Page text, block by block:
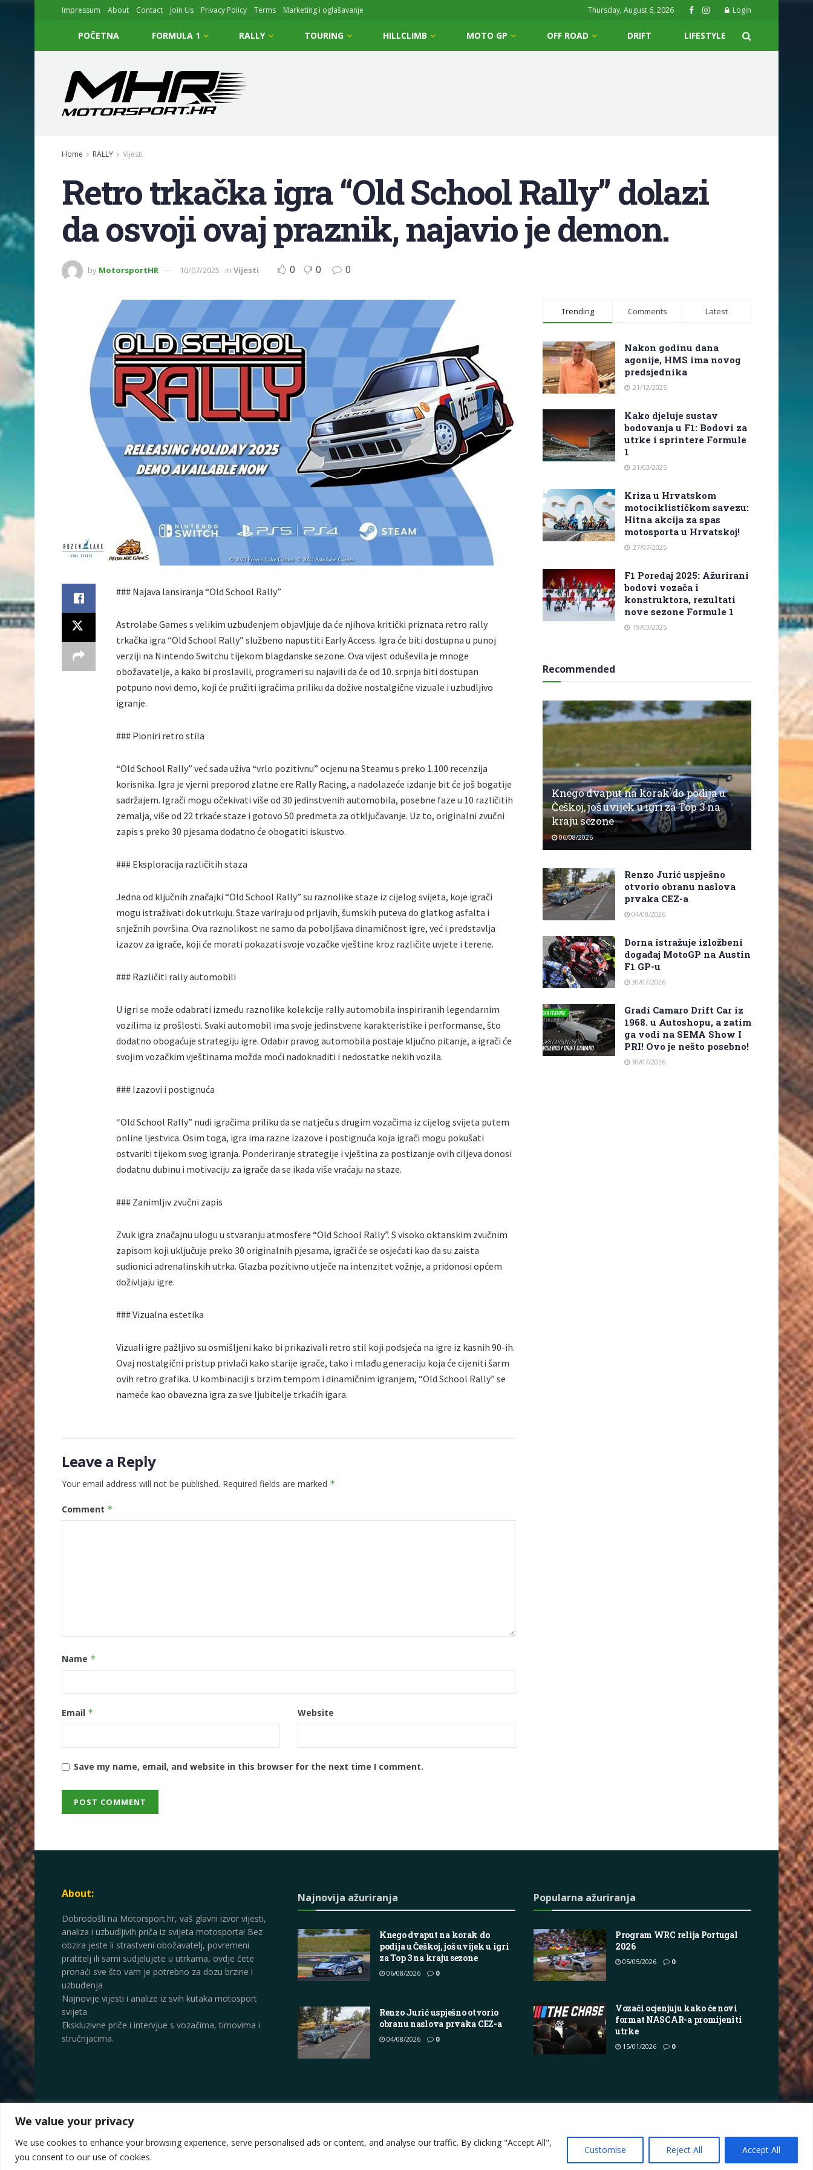
We value your privacy
We use cookies to enhance your browsing experience, serve personalised ads or content, and analyse our traffic. By clicking "Accept All",
you consent to our use of cookies.
Customise Reject All Accept All
Impressum About Contact Join Us Privacy Policy Terms Marketing i oglašavanje Thursday, August 6, 2026 Login
POČETNA FORMULA 1 RALLY TOURING HILLCLIMB MOTO GP OFF ROAD DRIFT LIFESTYLE
Home RALLY Vijesti
Retro trkačka igra “Old School Rally” dolazi
da osvoji ovaj praznik, najavio je demon.
by MotorsportHR 10/07/2025 in Vijesti 0 0 0
### Najava lansiranja “Old School Rally”
Astrolabe Games s velikim uzbuđenjem objavljuje da će njihova kritički priznata retro rally
trkačka igra “Old School Rally” službeno napustiti Early Access. Igra će biti dostupna u punoj
verziji na Nintendo Switchu tijekom blagdanske sezone. Ova vijest oduševila je mnoge
obožavatelje, a kako bi proslavili, programeri su najavili da će od 10. srpnja biti dostupan
potpuno novi demo, koji će pružiti igračima priliku da dožive nostalgične vizuale i uzbudljivo
igranje.
### Pioniri retro stila
“Old School Rally” već sada uživa “vrlo pozitivnu” ocjenu na Steamu s preko 1.100 recenzija
korisnika. Igra je vjerni preporod zlatne ere Rally Racing, a nadolazeće izdanje bit će još bogatije
sadržajem. Igrači mogu očekivati više od 30 jedinstvenih automobila, posebne faze u 10 različitih
zemalja, više od 22 trkaće staze i gotovo 50 predmeta za otključavanje. Uz to, originalni zvučni
zapis s preko 30 pjesama dodatno će obogatiti iskustvo.
### Eksploracija različitih staza
Jedna od ključnih značajki “Old School Rally” su raznolike staze iz cijelog svijeta, koje igrači
mogu istraživati dok utrkuju. Staze variraju od prljavih, šumskih puteva do glatkog asfalta i
snježnih površina. Ova raznolikost ne samo da poboljšava dinamičnost igre, već i predstavlja
izazov za igrače, koji će morati pokazati svoje vozačke vještine kroz različite uvjete i terene.
### Različiti rally automobili
U igri se može odabrati između raznolike kolekcije rally automobila inspiriranih legendarnim
vozilima iz prošlosti. Svaki automobil ima svoje jedinstvene karakteristike i performanse, što
dodatno obogaćuje strategiju igre. Odabir pravog automobila postaje ključno pitanje, a igrači će
svojim vozačkim vještinama možda moći nadoknaditi i nedostatke nekih vozila.
### Izazovi i postignuća
“Old School Rally” nudi igračima priliku da se natječu s drugim vozačima iz cijelog svijeta putem
online ljestvica. Osim toga, igra ima razne izazove i postignuća koja igrači mogu pokušati
ostvariti tijekom svog igranja. Ponderiranje strategije i vještina za postizanje ovih ciljeva donosi
dodatnu dubinu i motivaciju za igrače da se ikada više vraćaju na staze.
### Zanimljiv zvučni zapis
Zvuk igra značajnu ulogu u stvaranju atmosfere “Old School Rally”. S visoko oktanskim zvučnim
zapisom koji uključuje preko 30 originalnih pjesama, igrači će se osjećati kao da su zaista
sudionici adrenalinskih utrka. Glazba pozitivno utječe na intenzitet vožnje, a pridonosi općem
doživljaju igre.
### Vizualna estetika
Vizuali igre pažljivo su osmišljeni kako bi prikazivali retro stil koji podsjeća na igre iz kasnih 90-ih.
Ovaj nostalgični pristup privlači kako starije igrače, tako i mlađu generaciju koja će cijeniti šarm
ovih retro grafika. U kombinaciji s brzim tempom i dinamičnim igranjem, “Old School Rally” se
nameće kao obavezna igra za sve ljubitelje trkaćih igara.
Leave a Reply
Your email address will not be published. Required fields are marked *
Comment *
Name *
Email * Website
Save my name, email, and website in this browser for the next time I comment.
Trending Comments Latest
Nakon godinu dana
agonije, HMS ima novog
predsjednika
21/12/2025
Kako djeluje sustav
bodovanja u F1: Bodovi za
utrke i sprintere Formule
1
21/03/2025
Kriza u Hrvatskom
motociklističkom savezu:
Hitna akcija za spas
motosporta u Hrvatskoj!
27/07/2025
F1 Poredaj 2025: Ažurirani
bodovi vozača i
konstruktora, rezultati
nove sezone Formule 1
19/03/2025
Recommended
Knego dvaput na korak do podija u
Češkoj, još uvijek u igri za Top 3 na
kraju sezone
06/08/2026
Renzo Jurić uspješno
otvorio obranu naslova
prvaka CEZ-a
04/08/2026
Dorna istražuje izložbeni
događaj MotoGP na Austin
F1 GP-u
30/07/2026
Gradi Camaro Drift Car iz
1968. u Autoshopu, a zatim
ga vodi na SEMA Show I
PRI! Ovo je nešto posebno!
30/07/2026
About:
Dobrodošli na Motorsport.hr, vaš glavni izvor vijesti,
analiza i uzbudljivih priča iz svijeta motosporta! Bez
obzira jeste li strastveni obožavatelj, povremeni
pratitelj ili sami sudjelujete u utrkama, ovdje ćete
pronaći sve što vam je potrebno za dozu brzine i
uzbuđenja
Najnovije vijesti i analize iz svih kutaka motosport
svijeta.
Ekskluzivne priče i intervjue s vozačima, timovima i
stručnjacima.
Najnovija ažuriranja
Knego dvaput na korak do
podija u Češkoj, još uvijek u igri
za Top 3 na kraju sezone
06/08/2026 0
Renzo Jurić uspješno otvorio
obranu naslova prvaka CEZ-a
04/08/2026 0
Popularna ažuriranja
Program WRC relija Portugal
2026
05/05/2026 0
Vozači ocjenjuju kako će novi
format NASCAR-a promijeniti
utrke
15/01/2026 0
Privacy Policy Terms Marketing i oglašavanje